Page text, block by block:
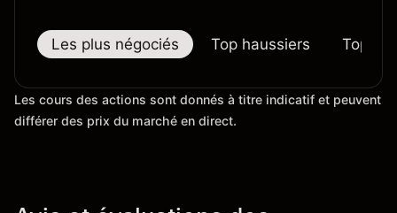
Les plus négociés Top haussiers Top
Les cours des actions sont donnés à titre indicatif et peuvent
différer des prix du marché en direct.